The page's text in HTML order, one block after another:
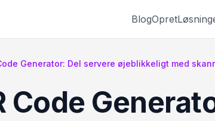
BlogOpret
Generator: Del servere øjeblikkeligt med
Code